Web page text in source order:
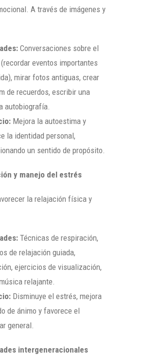
A través de imágenes y
Conversaciones sobre el
eventos importantes
mirar fotos antiguas, crear
de recuerdos, escribir una
autobiografía.
Mejora la autoestima y
la identidad personal,
un sentido de propósito.
y manejo del estrés
la relajación física y
Técnicas de respiración,
de relajación guiada,
ejercicios de visualización,
relajante.
Disminuye el estrés, mejora
de ánimo y favorece el
general.
intergeneracionales